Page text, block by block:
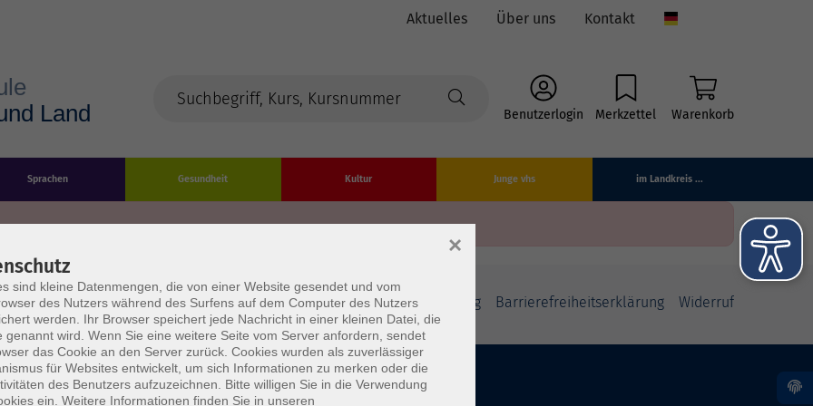
Aktuelles Über uns Kontakt
Benutzerlogin Merkzettel Warenkorb
Sprachen Gesundheit Kultur Junge vhs im Landkreis ...
Impressum Datenschutzerklärung AGB/Widerrufsbelehrung Barrierefreiheitserklärung Widerruf
sind kleine Datenmengen, die von einer Website gesendet und vom
des Nutzers während des Surfens auf dem Computer des Nutzers
werden. Ihr Browser speichert jede Nachricht in einer kleinen Datei, die
genannt wird. Wenn Sie eine weitere Seite vom Server anfordern, sendet
das Cookie an den Server zurück. Cookies wurden als zuverlässiger
für Websites entwickelt, um sich Informationen zu merken oder die
des Benutzers aufzuzeichnen. Bitte willigen Sie in die Verwendung
ein. Weitere Informationen finden Sie in unseren
×